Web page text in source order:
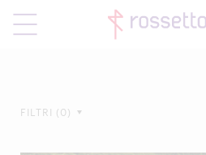
FILTRI 0